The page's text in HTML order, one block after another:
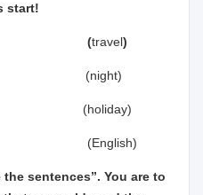
start!
L (travel)
sentences”. You are to